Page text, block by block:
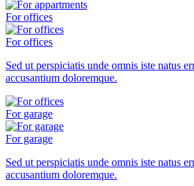
For offices
For offices
Sed ut perspiciatis unde omnis iste natus
accusantium doloremque.
For garage
For garage
Sed ut perspiciatis unde omnis iste natus
accusantium doloremque.